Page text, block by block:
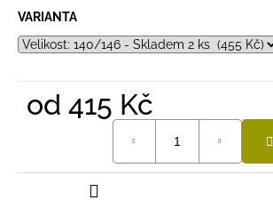
VARIANTA
od 415 Kč
S
OUŠKY
UV
30
Kč